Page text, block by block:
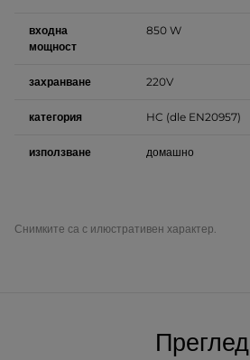
входна
мощност
850 W
захранване 220V
категория HC (dle EN20957)
използване домашно
Снимките са с илюстративен характер.
Преглед